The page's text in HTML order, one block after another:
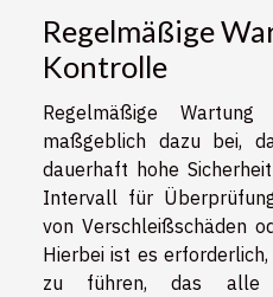
Regelmäßige
Kontrolle
Regelmäßige
maßgeblich dazu bei,
dauerhaft hohe
Intervall für
von Verschleißschäden
Hierbei ist es
zu führen, das alle